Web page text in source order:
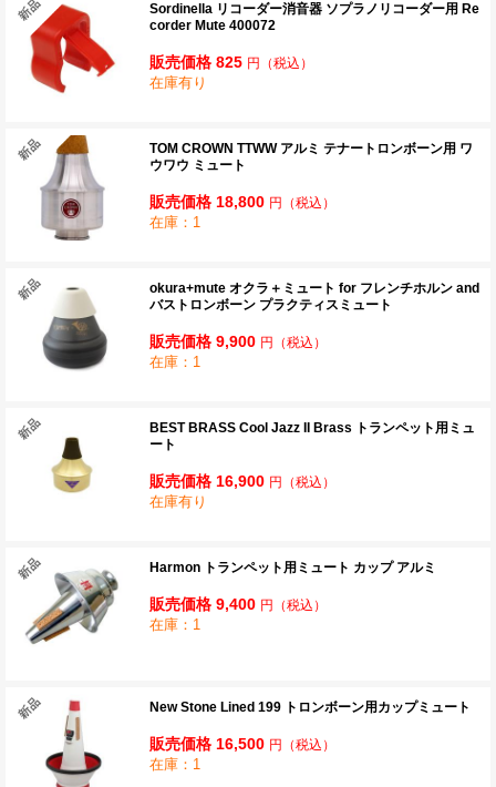
Sordinella リコーダー消音器 ソプラノリコーダー用 Re
corder Mute 400072
販売価格 825 円 （税込）
在庫有り
TOM CROWN TTWW アルミ テナートロンボーン用 ワ
ウワウ ミュート
販売価格 18,800 円 （税込）
在庫：1
okura+mute オクラ＋ミュート for フレンチホルン and
バストロンボーン プラクティスミュート
販売価格 9,900 円 （税込）
在庫：1
BEST BRASS Cool Jazz II Brass トランペット用ミュ
ート
販売価格 16,900 円 （税込）
在庫有り
Harmon トランペット用ミュート カップ アルミ
販売価格 9,400 円 （税込）
在庫：1
New Stone Lined 199 トロンボーン用カップミュート
販売価格 16,500 円 （税込）
在庫：1